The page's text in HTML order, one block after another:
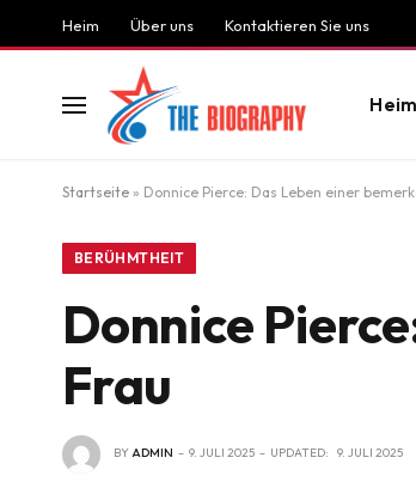
Heim Über uns Kontaktieren Sie uns
Heim
Startseite » Donnice Pierce: Das Leben einer
BERÜHMTHEIT
Donnice
Frau
BYADMIN 9. JULI 2025 UPDATED: 9. JULI 2025